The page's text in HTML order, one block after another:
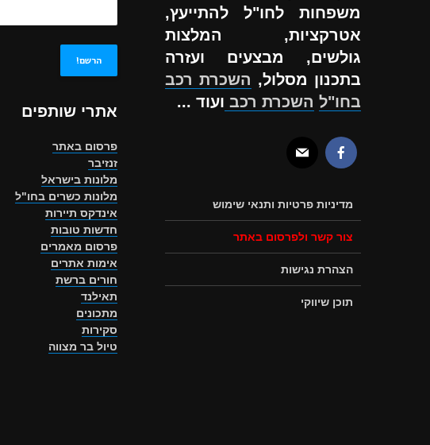
משפחות לחו"ל להתייעץ,
אטרקציות, המלצות
גולשים, מבצעים ועזרה
בתכנון מסלול, השכרת רכב
בחו"ל השכרת רכב ועוד ...
מדיניות פרטיות ותנאי שימוש
צור קשר ולפרסום באתר
הצהרת נגישות
תוכן שיווקי
אתרי שותפים
פרסום באתר
זנזיבר
מלונות בישראל
מלונות כשרים בחו"ל
אינדקס תיירות
חדשות טובות
פרסום מאמרים
אימות אתרים
חורים ברשת
תאילנד
מתכונים
סקירות
טיול בר מצווה